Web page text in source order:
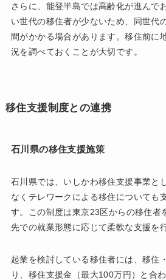
さらに、能登半島では高齢化が進んで
い世代の移住者が少ないため、同世代
間がかかる場合があります。移住前に
況を調べておくことが大切です。
移住支援制度との連携
石川県の移住支援施策
石川県では、いしかわ移住支援事業と
なくテレワークによる移住についても
す。この制度は東京23区からの移住者
先での就業形態に応じて柔軟な支援を
起業を検討している移住者には、移住
り、移住支援金（最大100万円）と合